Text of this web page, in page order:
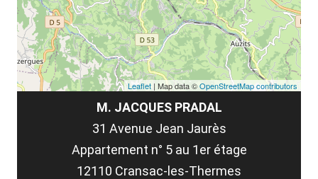
M. JACQUES PRADAL
31 Avenue Jean Jaurès
Appartement n° 5 au 1er étage
12110 Cransac-les-Thermes
Leaflet | Map data ©OpenStreetMap contributors